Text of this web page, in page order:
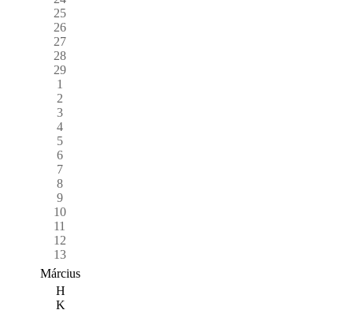
25
26
27
28
29
1
2
3
4
5
6
7
8
9
10
11
12
13
Március
H
K